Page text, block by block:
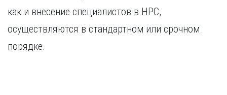
как и внесение специалистов в НРС,
осуществляются в стандартном или срочном
порядке.